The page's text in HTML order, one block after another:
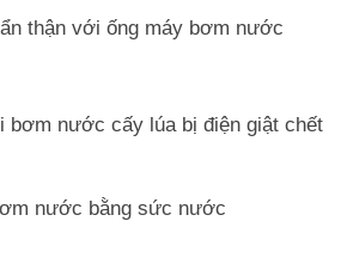
thận với ống máy bơm nước
bơm nước cấy lúa bị điện giật chết
nước bằng sức nước